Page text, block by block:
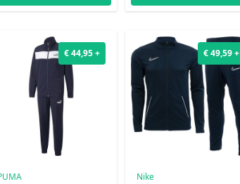
€ 44,95 + € 49,59 +
Nike